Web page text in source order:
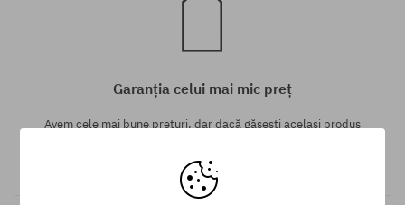
Garanția celui mai mic preț
Avem cele mai bune prețuri, dar dacă găsești același produs
pentru tine!